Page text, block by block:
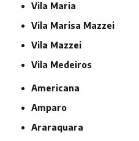
Vila Maria
Vila Marisa Mazzei
Vila Mazzei
Vila Medeiros
Americana
Amparo
Araraquara